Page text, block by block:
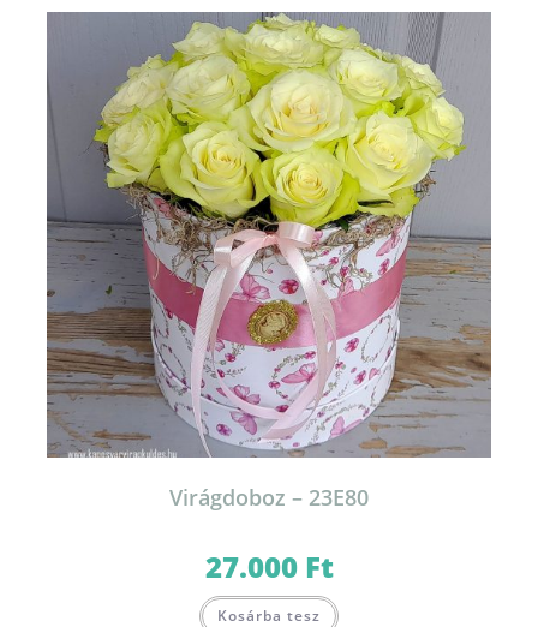
Virágdoboz – 23E80
27.000 Ft
Kosárba tesz